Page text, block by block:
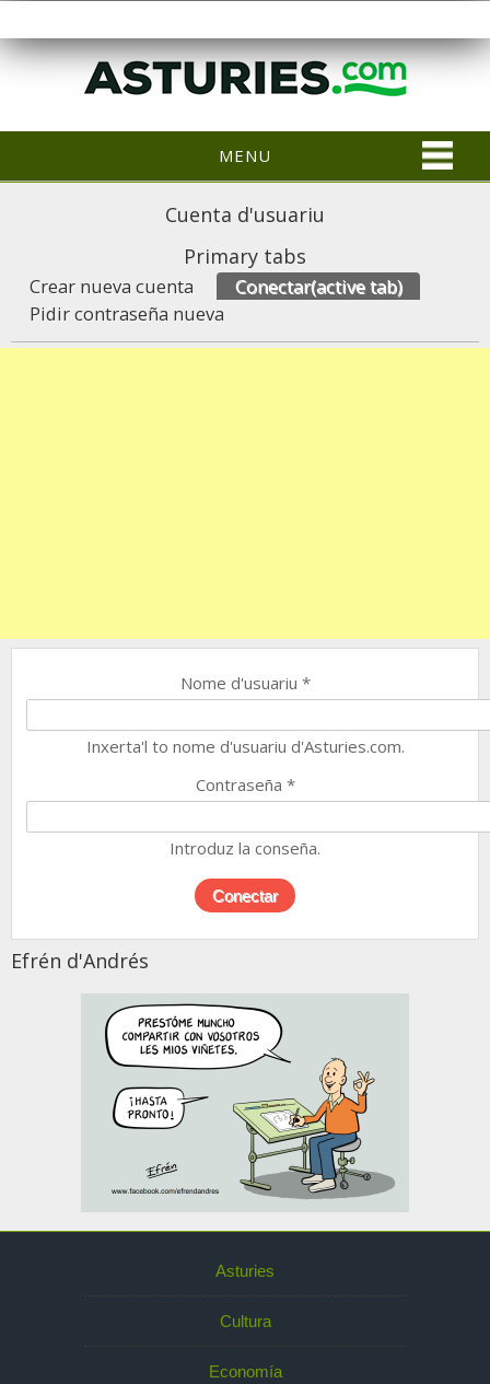
MENU
Cuenta d'usuariu
Primary tabs
Crear nueva cuenta Conectar(active tab)
Pidir contraseña nueva
Nome d'usuariu *
Inxerta'l to nome d'usuariu d'Asturies.com.
Contraseña *
Introduz la conseña.
Efrén d'Andrés
Asturies
Cultura
Economía